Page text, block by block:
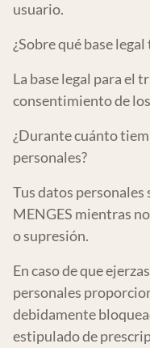
usuario.
¿Sobre qué base
La base legal para el
consentimiento de
¿Durante cuánto
personales?
Tus datos personales
MENGES mientras
o supresión.
En caso de que
personales
debidamente
estipulado de